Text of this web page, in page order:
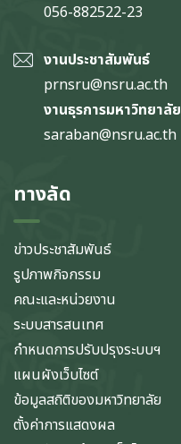
056-882522-23
งานประชาสัมพันธ์
prnsru@nsru.ac.th
งานธุรการมหาวิทยาลัย
saraban@nsru.ac.th
ทางลัด
ข่าวประชาสัมพันธ์
รูปภาพกิจกรรม
คณะและหน่วยงาน
ระบบสารสนเทศ
กำหนดการปรับปรุงระบบฯ
แผนผังเว็บไซต์
ข้อมูลสถิติของมหาวิทยาลัย
ตั้งค่าการแสดงผล